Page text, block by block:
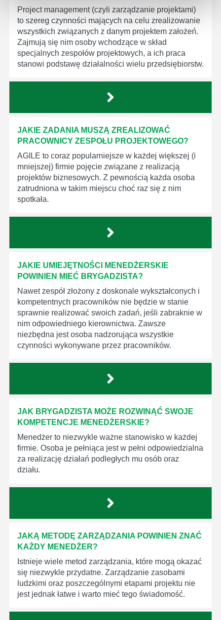
Project management (czyli zarządzanie projektami)
to szereg czynności mających na celu zrealizowanie
wszystkich związanych z danym projektem założeń.
Zajmują się nim osoby wchodzące w skład
specjalnych zespołów projektowych, a ich praca
stanowi podstawę działalności wielu przedsiębiorstw.
JAKIE ZADANIA MUSZĄ ZREALIZOWAĆ
PRACOWNICY ZESPOŁU PROJEKTOWEGO?
AGILE to coraz popularniejsze w każdej większej (i
mniejszej) firmie pojęcie związane z realizacją
projektów biznesowych. Z pewnością każda osoba
zatrudniona w takim miejscu choć raz się z nim
spotkała.
JAKIE UMIEJĘTNOŚCI MENEDŻERSKIE
POWINIEN MIEĆ BRYGADZISTA?
Nawet zespół złożony z doskonale wykształconych i
kompetentnych pracowników nie będzie w stanie
sprawnie realizować swoich zadań, jeśli zabraknie w
nim odpowiedniego kierownictwa. Zawsze
niezbędna jest osoba nadzorująca wszystkie
czynności wykonywane przez pracowników.
JAK BRYGADZISTA MOŻE ROZWINĄĆ SWOJE
KOMPETENCJE MENEDŻERSKIE?
Menedżer to niezwykle ważne stanowisko w każdej
firmie. Osoba je pełniąca jest w pełni odpowiedzialna
za realizację działań podległych mu osób oraz
działu.
JAKĄ METODĘ ZARZĄDZANIA POWINIEN ZNAĆ
KAŻDY MENEDŻER?
Istnieje wiele metod zarządzania, które mogą okazać
się niezwykle przydatne. Zarządzanie zasobami
ludzkimi oraz poszczególnymi etapami projektu nie
jest jednak łatwe i warto mieć tego świadomość.